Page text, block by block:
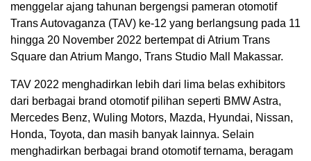
menggelar ajang tahunan bergengsi pameran otomotif
Trans Autovaganza (TAV) ke-12 yang berlangsung pada 11
hingga 20 November 2022 bertempat di Atrium Trans
Square dan Atrium Mango, Trans Studio Mall Makassar.
TAV 2022 menghadirkan lebih dari lima belas exhibitors
dari berbagai brand otomotif pilihan seperti BMW Astra,
Mercedes Benz, Wuling Motors, Mazda, Hyundai, Nissan,
Honda, Toyota, dan masih banyak lainnya. Selain
menghadirkan berbagai brand otomotif ternama, beragam